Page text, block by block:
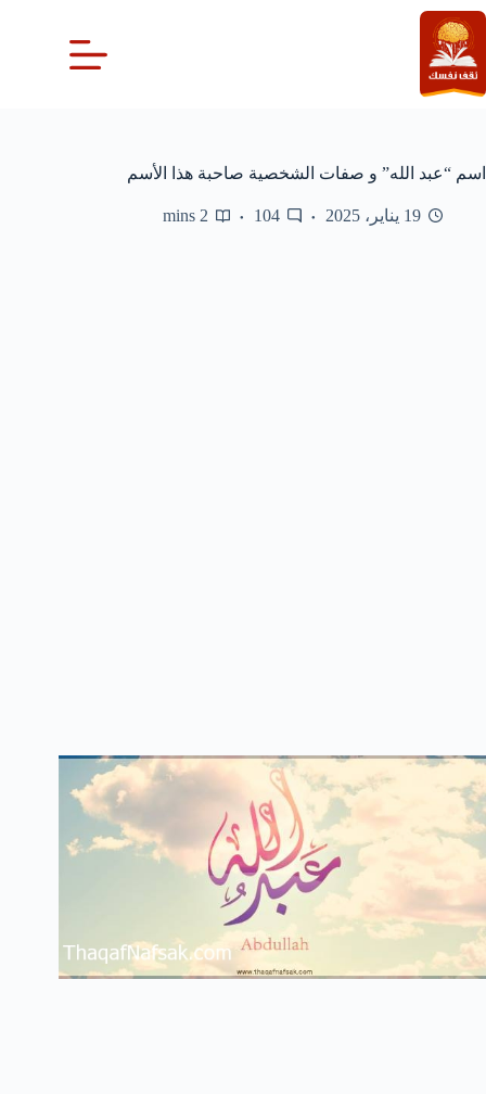
التجاوز
إلى
المحتوى
اسم “عبد الله” و صفات الشخصية صاحبة هذا الأسم
19 يناير، 2025 104
2 mins